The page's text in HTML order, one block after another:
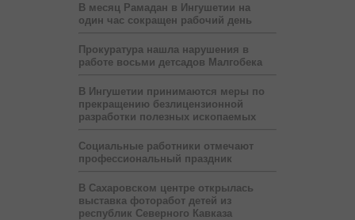
В месяц Рамадан в Ингушетии на
один час сокращен рабочий день
Прокуратура нашла нарушения в
работе восьми детсадов Малгобека
В Ингушетии принимаются меры по
прекращению безлицензионной
разработки полезных ископаемых
Социальные работники отмечают
профессиональный праздник
В Сахаровском центре открылась
выставка фоторабот детей из
республик Северного Кавказа